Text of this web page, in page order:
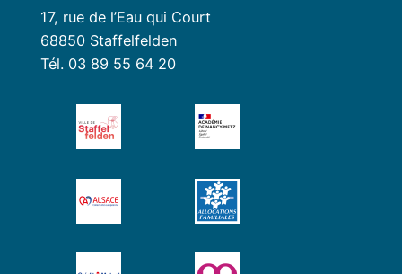
17, rue de l’Eau qui Court
68850 Staffelfelden
Tél. 03 89 55 64 20